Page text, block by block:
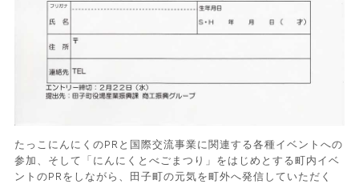
たっこにんにくのPRと国際交流事業に関連する各種イベントへの
参加、そして「にんにくとべごまつり」をはじめとする町内イベ
ントのPRをしながら、田子町の元気を町外へ発信していただく